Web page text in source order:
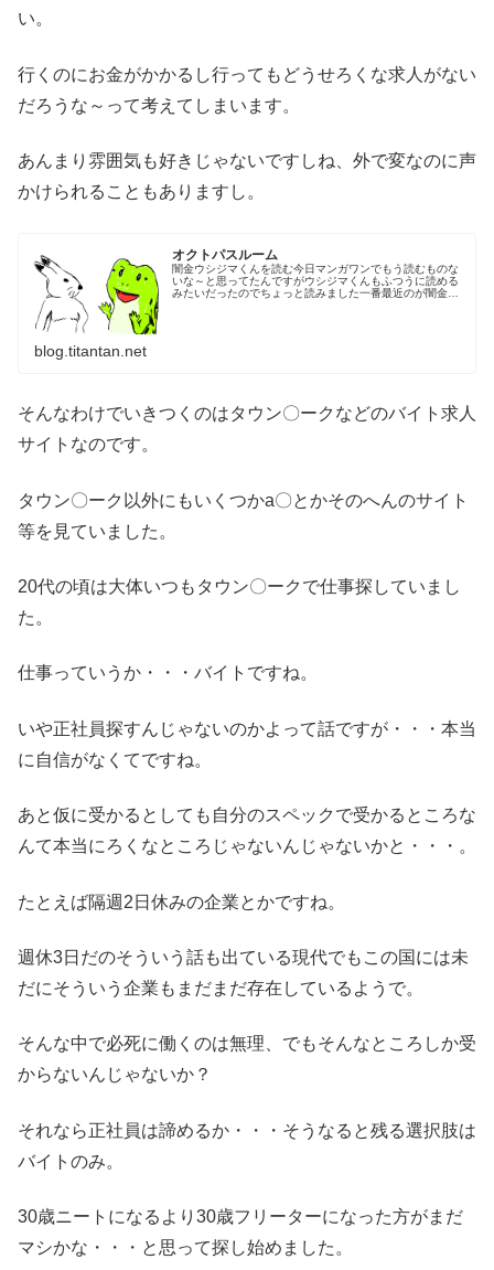
い。
行くのにお金がかかるし行ってもどうせろくな求人がない
だろうな～って考えてしまいます。
あんまり雰囲気も好きじゃないですしね、外で変なのに声
かけられることもありますし。
オクトパスルーム
闇金ウシジマくんを読む今日マンガワンでもう読むものな
いな～と思ってたんですがウシジマくんもふつうに読める
みたいだったのでちょっと読みました一番最近のが闇金ク
blog.titantan.net
そんなわけでいきつくのはタウン〇ークなどのバイト求人
サイトなのです。
タウン〇ーク以外にもいくつかa〇とかそのへんのサイト
等を見ていました。
20代の頃は大体いつもタウン〇ークで仕事探していまし
た。
仕事っていうか・・・バイトですね。
いや正社員探すんじゃないのかよって話ですが・・・本当
に自信がなくてですね。
あと仮に受かるとしても自分のスペックで受かるところな
んて本当にろくなところじゃないんじゃないかと・・・。
たとえば隔週2日休みの企業とかですね。
週休3日だのそういう話も出ている現代でもこの国には未
だにそういう企業もまだまだ存在しているようで。
そんな中で必死に働くのは無理、でもそんなところしか受
からないんじゃないか？
それなら正社員は諦めるか・・・そうなると残る選択肢は
バイトのみ。
30歳ニートになるより30歳フリーターになった方がまだ
マシかな・・・と思って探し始めました。